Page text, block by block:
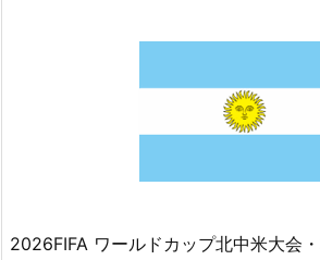
2026FIFA ワールドカップ北中米大会